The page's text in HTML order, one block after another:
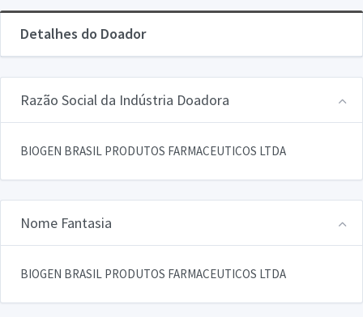
Detalhes do Doador
Razão Social da Indústria Doadora
BIOGEN BRASIL PRODUTOS FARMACEUTICOS LTDA
Nome Fantasia
BIOGEN BRASIL PRODUTOS FARMACEUTICOS LTDA